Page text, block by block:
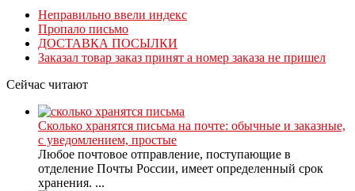
Неправильно ввели индекс
Пропало письмо
ДОСТАВКА ПОСЫЛКИ
Заказал товар заказ принят а номер заказа не пришел
Сейчас читают
Сколько хранятся письма на почте: обычные и заказные,
с уведомлением, простые
Любое почтовое отправление, поступающие в
отделение Почты России, имеет определенный срок
хранения. ...